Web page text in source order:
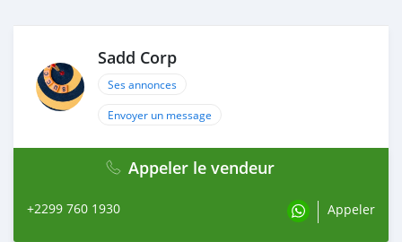
Sadd Corp
Ses annonces
Envoyer un message
Appeler le vendeur
+2299 760 1930 Appeler